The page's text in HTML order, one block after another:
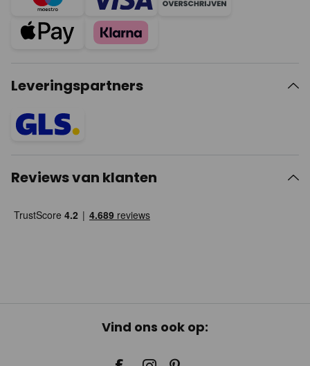
Leveringspartners
Reviews van klanten
Vind ons ook op: